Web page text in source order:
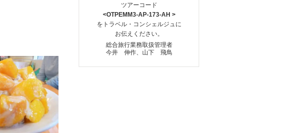
ツアーコード
<OTPEMM3-AP-173-AH >
をトラベル・コンシェルジュに
お伝えください。
総合旅行業務取扱管理者
今井 伸作、山下 飛鳥